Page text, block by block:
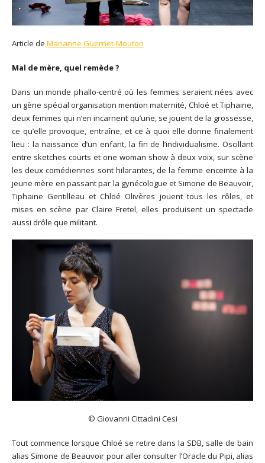
Article de Marianne Guernet-Mouton
Mal de mère, quel remède ?
Dans un monde phallo-centré où les femmes seraient nées avec
un gène spécial organisation mention maternité, Chloé et Tiphaine,
deux femmes qui n’en incarnent qu’une, se jouent de la grossesse,
ce qu’elle provoque, entraîne, et ce à quoi elle donne finalement
lieu : la naissance d’un enfant, la fin de l’individualisme. Oscillant
entre sketches courts et one woman show à deux voix, sur scène
les deux comédiennes sont hilarantes, de la femme enceinte à la
jeune mère en passant par la gynécologue et Simone de Beauvoir,
Tiphaine Gentilleau et Chloé Olivères jouent tous les rôles, et
mises en scène par Claire Fretel, elles produisent un spectacle
aussi drôle que militant.
© Giovanni Cittadini Cesi
Tout commence lorsque Chloé se retire dans la SDB, salle de bain
alias Simone de Beauvoir pour aller consulter l’Oracle du Pipi, alias